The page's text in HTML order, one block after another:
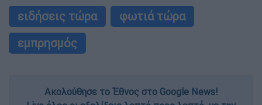
ειδήσεις τώρα
φωτιά τώρα
εμπρησμός
Ακολούθησε το Έθνος στο Google News!